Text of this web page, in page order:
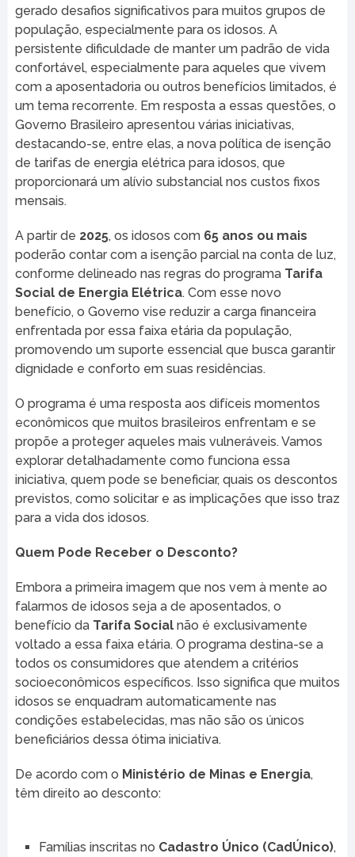
gerado desafios significativos para muitos grupos de
população, especialmente para os idosos. A
persistente dificuldade de manter um padrão de vida
confortável, especialmente para aqueles que vivem
com a aposentadoria ou outros benefícios limitados, é
um tema recorrente. Em resposta a essas questões, o
Governo Brasileiro apresentou várias iniciativas,
destacando-se, entre elas, a nova política de isenção
de tarifas de energia elétrica para idosos, que
proporcionará um alívio substancial nos custos fixos
mensais.
A partir de 2025, os idosos com 65 anos ou mais
poderão contar com a isenção parcial na conta de luz,
conforme delineado nas regras do programa Tarifa
Social de Energia Elétrica. Com esse novo
benefício, o Governo vise reduzir a carga financeira
enfrentada por essa faixa etária da população,
promovendo um suporte essencial que busca garantir
dignidade e conforto em suas residências.
O programa é uma resposta aos difíceis momentos
econômicos que muitos brasileiros enfrentam e se
propõe a proteger aqueles mais vulneráveis. Vamos
explorar detalhadamente como funciona essa
iniciativa, quem pode se beneficiar, quais os descontos
previstos, como solicitar e as implicações que isso traz
para a vida dos idosos.
Quem Pode Receber o Desconto?
Embora a primeira imagem que nos vem à mente ao
falarmos de idosos seja a de aposentados, o
benefício da Tarifa Socialnão é exclusivamente
voltado a essa faixa etária. O programa destina-se a
todos os consumidores que atendem a critérios
socioeconômicos específicos. Isso significa que muitos
idosos se enquadram automaticamente nas
condições estabelecidas, mas não são os únicos
beneficiários dessa ótima iniciativa.
De acordo com o Ministério de Minas e Energia,
têm direito ao desconto:
Famílias inscritas no Cadastro Único (CadÚnico),